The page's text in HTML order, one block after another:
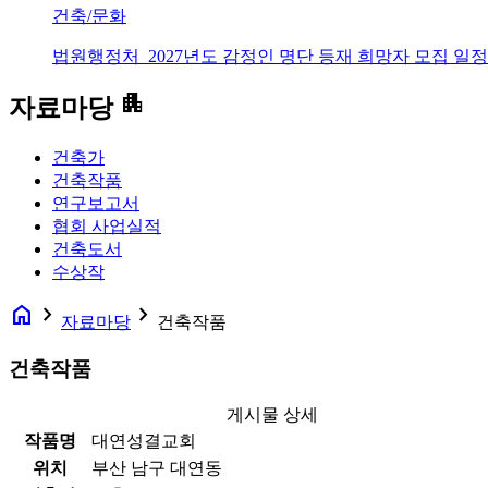
건축/문화
법원행정처_2027년도 감정인 명단 등재 희망자 모집 일
자료마당 apartment
건축가
건축작품
연구보고서
협회 사업실적
건축도서
수상작
home navigate_next 자료마당 navigate_next 건축작품
건축작품
게시물 상세
작품명
대연성결교회
위치
부산 남구 대연동